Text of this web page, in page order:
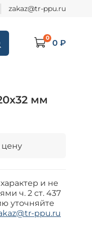
zakaz@tr-ppu.ru
0 0 ₽
мм
цену
и не
ч. 2 ст. 437
уточняйте
ppu.ru